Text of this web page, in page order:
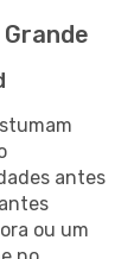
antes
ou um